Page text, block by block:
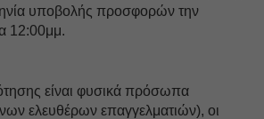
υποβολής προσφορών την
12:00μμ.
είναι φυσικά πρόσωπα
ελευθέρων επαγγελματιών), οι